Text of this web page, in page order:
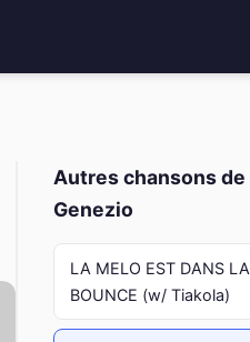
Autres chansons de
Genezio
LA MELO EST DANS LA
BOUNCE (w/ Tiakola)